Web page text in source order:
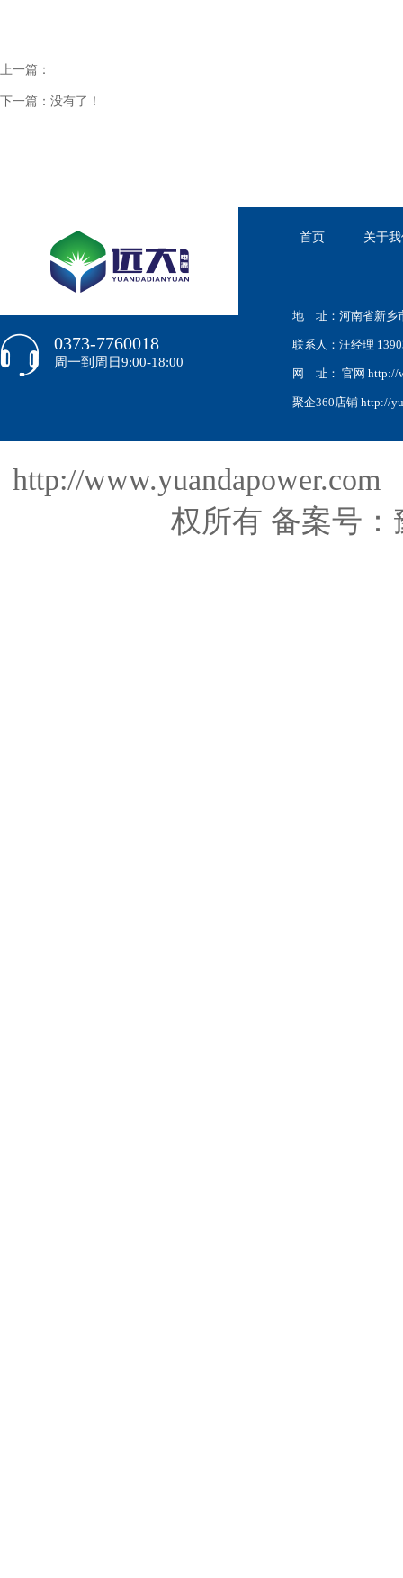
上一篇：
下一篇： 没有了！
首页 关于
地 址：河南省新乡
联系人：汪经理
网 址： 官网 http://
聚企360店铺 http://
0373-7760018
周一到周日9:00-18:00
http://
权所有 备案号：